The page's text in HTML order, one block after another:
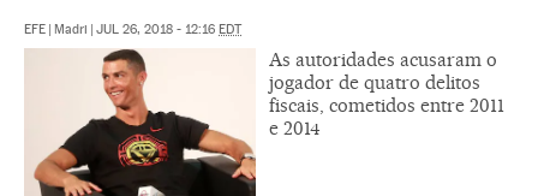
EFE | Madri | JUL 26, 2018 - 12:16 EDT
As autoridades acusaram o
jogador de quatro delitos
fiscais, cometidos entre 2011
e 2014